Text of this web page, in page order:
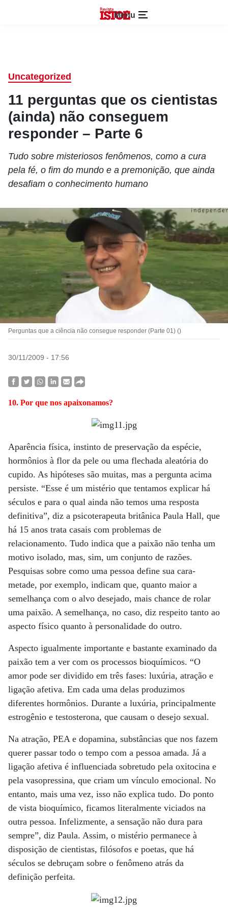
Menu
Uncategorized
11 perguntas que os cientistas
(ainda) não conseguem
responder – Parte 6
Tudo sobre misteriosos fenômenos, como a cura
pela fé, o fim do mundo e a premonição, que ainda
desafiam o conhecimento humano
Perguntas que a ciência não consegue responder (Parte 01) ()
30/11/2009 - 17:56
10. Por que nos apaixonamos?
Aparência física, instinto de preservação da espécie,
hormônios à flor da pele ou uma flechada aleatória do
cupido. As hipóteses são muitas, mas a pergunta acima
persiste. “Esse é um mistério que tentamos explicar há
séculos e para o qual ainda não temos uma resposta
definitiva”, diz a psicoterapeuta britânica Paula Hall, que
há 15 anos trata casais com problemas de
relacionamento. Tudo indica que a paixão não tenha um
motivo isolado, mas, sim, um conjunto de razões.
Pesquisas sobre como uma pessoa define sua cara-
metade, por exemplo, indicam que, quanto maior a
semelhança com o alvo desejado, mais chance de rolar
uma paixão. A semelhança, no caso, diz respeito tanto ao
aspecto físico quanto à personalidade do outro.
Aspecto igualmente importante e bastante examinado da
paixão tem a ver com os processos bioquímicos. “O
amor pode ser dividido em três fases: luxúria, atração e
ligação afetiva. Em cada uma delas produzimos
diferentes hormônios. Durante a luxúria, principalmente
estrogênio e testosterona, que causam o desejo sexual.
Na atração, PEA e dopamina, substâncias que nos fazem
querer passar todo o tempo com a pessoa amada. Já a
ligação afetiva é influenciada sobretudo pela oxitocina e
pela vasopressina, que criam um vínculo emocional. No
entanto, mais uma vez, isso não explica tudo. Do ponto
de vista bioquímico, ficamos literalmente viciados na
outra pessoa. Infelizmente, a sensação não dura para
sempre”, diz Paula. Assim, o mistério permanece à
disposição de cientistas, filósofos e poetas, que há
séculos se debruçam sobre o fenômeno atrás da
definição perfeita.